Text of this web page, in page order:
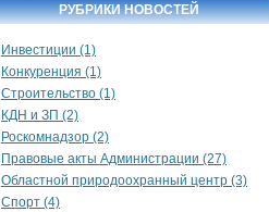
РУБРИКИ НОВОСТЕЙ
Инвестиции (1)
Конкуренция (1)
Строительство (1)
КДН и ЗП (2)
Роскомнадзор (2)
Правовые акты Администрации (27)
Областной природоохранный центр (3)
Спорт (4)